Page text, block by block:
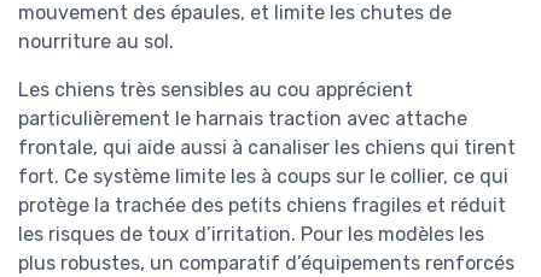
mouvement des épaules, et limite les chutes de
nourriture au sol.
Les chiens très sensibles au cou apprécient
particulièrement le harnais traction avec attache
frontale, qui aide aussi à canaliser les chiens qui tirent
fort. Ce système limite les à coups sur le collier, ce qui
protège la trachée des petits chiens fragiles et réduit
les risques de toux d’irritation. Pour les modèles les
plus robustes, un comparatif d’équipements renforcés